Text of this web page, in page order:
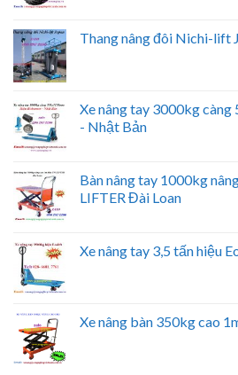
Thang nâng đôi Nichi-lift
Xe nâng tay 3000kg
- Nhật Bản
Bàn nâng tay 1000kg
LIFTER Đài Loan
Xe nâng tay 3,5 tấn hiệu
Xe nâng bàn 350kg cao